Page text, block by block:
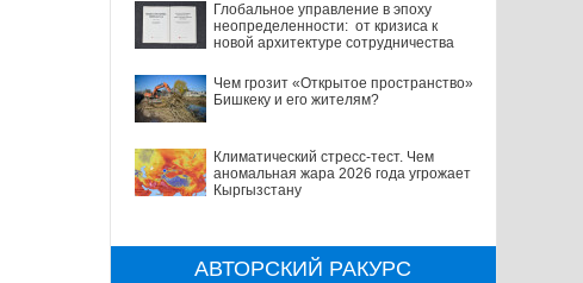
Глобальное управление в эпоху
неопределенности: от кризиса к
новой архитектуре сотрудничества
Чем грозит «Открытое пространство»
Бишкеку и его жителям?
Климатический стресс-тест. Чем
аномальная жара 2026 года угрожает
Кыргызстану
АВТОРСКИЙ РАКУРС